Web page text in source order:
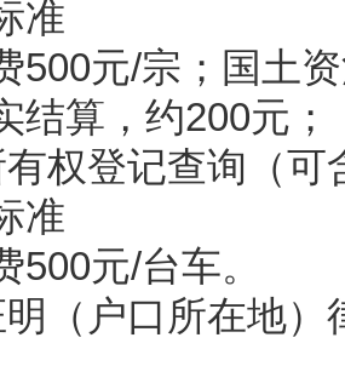
准
500元/宗；国土
结算，约200元；
权登记查询（可
准
500元/台车。
（户口所在地）